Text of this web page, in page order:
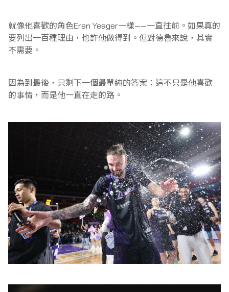
就像他喜歡的角色Eren Yeager一樣——一直往前。如果真的
要列出一百種理由，也許他做得到。但對德魯來說，其實
不需要。
因為到最後，只剩下一個最單純的答案：這不只是他喜歡
的事情，而是他一直在走的路。